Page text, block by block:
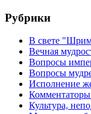
Рубрики
В свете
Вечная
Вопросы
Вопросы
Исполнение
Культура,